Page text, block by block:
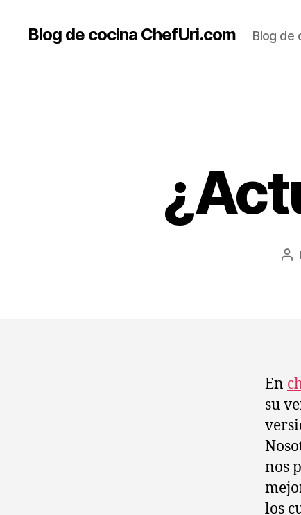
Blog de cocina ChefUri.com Blog de
En
su
nos
los